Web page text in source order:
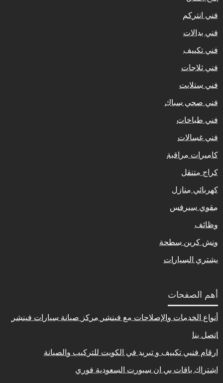
فني انتركم
فني بدالات
فني تكييف
فني ثلاجات
فني ستلايت
فني صحي سباك
فني طباخات
فني غسالات
كاميرات مراقبة
كراج متنقل
كهربائي منازل
مقوي سيرفس
وظائف
ونش كرين سطحة
يشتري السيارات
أهم الصفحات
أنواع الخدمات والإصلاحات مع فينشر مركز صيانة سيارات فينشر
اتصل بنا
ارقام فنيي تكييف و تبريد في الكويت للتركيب والصيانة
اشتراك باقات بي ان سبورت السعودية فوري